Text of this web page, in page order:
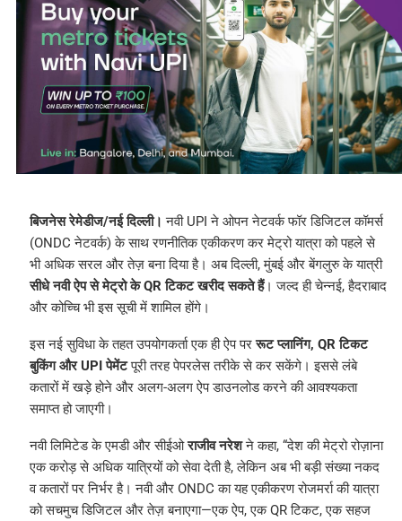
बिजनेस रेमेडीज/नई दिल्ली। नवी UPI ने ओपन नेटवर्क फॉर डिजिटल कॉमर्स
(ONDC नेटवर्क) के साथ रणनीतिक एकीकरण कर मेट्रो यात्रा को पहले से
भी अधिक सरल और तेज़ बना दिया है। अब दिल्ली, मुंबई और बेंगलुरु के यात्री
सीधे नवी ऐप से मेट्रो के QR टिकट खरीद सकते हैं। जल्द ही चेन्नई, हैदराबाद
और कोच्चि भी इस सूची में शामिल होंगे।
इस नई सुविधा के तहत उपयोगकर्ता एक ही ऐप पररूट प्लानिंग, QR टिकट
बुकिंग और UPI पेमेंटपूरी तरह पेपरलेस तरीके से कर सकेंगे। इससे लंबे
कतारों में खड़े होने और अलग-अलग ऐप डाउनलोड करने की आवश्यकता
समाप्त हो जाएगी।
नवी लिमिटेड के एमडी और सीईओराजीव नरेशने कहा, “देश की मेट्रो रोज़ाना
एक करोड़ से अधिक यात्रियों को सेवा देती है, लेकिन अब भी बड़ी संख्या नकद
व कतारों पर निर्भर है। नवी और ONDC का यह एकीकरण रोजमर्रा की यात्रा
को सचमुच डिजिटल और तेज़ बनाएगा—एक ऐप, एक QR टिकट, एक सहज